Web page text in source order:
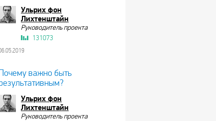
Ульрих фон
Лихтенштайн
Руководитель проекта
131073
Почему важно быть
Ульрих фон
Лихтенштайн
Руководитель проекта